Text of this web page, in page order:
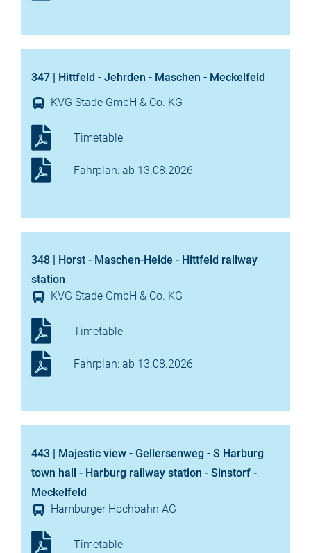
347 | Hittfeld - Jehrden - Maschen - Meckelfeld
KVG Stade GmbH & Co. KG
Timetable
Fahrplan: ab 13.08.2026
348 | Horst - Maschen-Heide - Hittfeld railway
station
KVG Stade GmbH & Co. KG
Timetable
Fahrplan: ab 13.08.2026
443 | Majestic view - Gellersenweg - S Harburg
town hall - Harburg railway station - Sinstorf -
Meckelfeld
Hamburger Hochbahn AG
Timetable